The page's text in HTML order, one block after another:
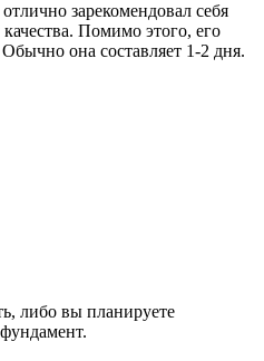
зарекомендовал себя
Помимо этого, его
она составляет 1-2 дня.
либо вы планируете